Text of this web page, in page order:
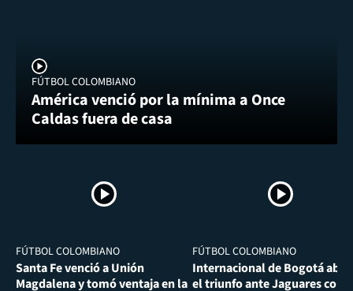
FÚTBOL COLOMBIANO
América venció por la mínima a Once
Caldas fuera de casa
FÚTBOL COLOMBIANO
Santa Fe venció a Unión
Magdalena y tomó ventaja en la
FÚTBOL COLOMBIANO
Internacional de Bogotá
el triunfo ante Jaguares con